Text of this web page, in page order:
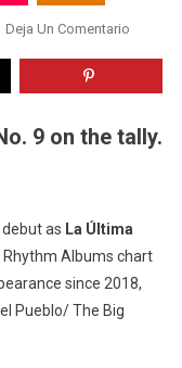
Deja Un ComentarioEn
Return
On
Latin
Rhythm
9 on the tally.
as La Última
Rhythm Albums chart
since 2018,
Pueblo/ The Big